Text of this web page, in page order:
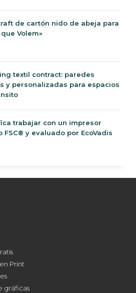
de cartón nido de abeja para
Volem»
textil contract: paredes
y personalizadas para espacios
trabajar con un impresor
FSC® y evaluado por EcoVadis
Print
gráficas